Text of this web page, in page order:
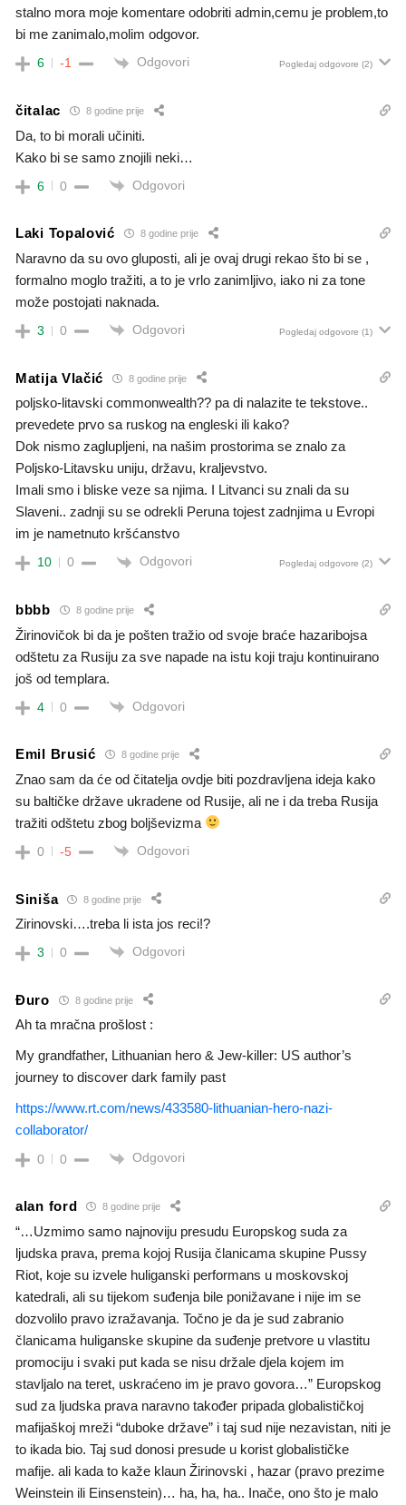
stalno mora moje komentare odobriti admin,cemu je problem,to
bi me zanimalo,molim odgovor.
6 -1 Odgovori Pogledaj odgovore (2)
čitalac 8 godine prije
Da, to bi morali učiniti.
Kako bi se samo znojili neki…
6 0 Odgovori
Laki Topalović 8 godine prije
Naravno da su ovo gluposti, ali je ovaj drugi rekao što bi se ,
formalno moglo tražiti, a to je vrlo zanimljivo, iako ni za tone
može postojati naknada.
3 0 Odgovori Pogledaj odgovore (1)
Matija Vlačić 8 godine prije
poljsko-litavski commonwealth?? pa di nalazite te tekstove..
prevedete prvo sa ruskog na engleski ili kako?
Dok nismo zaglupljeni, na našim prostorima se znalo za
Poljsko-Litavsku uniju, državu, kraljevstvo.
Imali smo i bliske veze sa njima. I Litvanci su znali da su
Slaveni.. zadnji su se odrekli Peruna tojest zadnjima u Evropi
im je nametnuto kršćanstvo
10 0 Odgovori Pogledaj odgovore (2)
bbbb 8 godine prije
Žirinovičok bi da je pošten tražio od svoje braće hazaribojsa
odštetu za Rusiju za sve napade na istu koji traju kontinuirano
još od templara.
4 0 Odgovori
Emil Brusić 8 godine prije
Znao sam da će od čitatelja ovdje biti pozdravljena ideja kako
su baltičke države ukradene od Rusije, ali ne i da treba Rusija
tražiti odštetu zbog boljševizma
0 -5 Odgovori
Siniša 8 godine prije
Zirinovski….treba li ista jos reci!?
3 0 Odgovori
Đuro 8 godine prije
Ah ta mračna prošlost :
My grandfather, Lithuanian hero & Jew-killer: US author’s
journey to discover dark family past
https://www.rt.com/news/433580-lithuanian-hero-nazi-
collaborator/
0 0 Odgovori
alan ford 8 godine prije
“…Uzmimo samo najnoviju presudu Europskog suda za
ljudska prava, prema kojoj Rusija članicama skupine Pussy
Riot, koje su izvele huliganski performans u moskovskoj
katedrali, ali su tijekom suđenja bile ponižavane i nije im se
dozvolilo pravo izražavanja. Točno je da je sud zabranio
članicama huliganske skupine da suđenje pretvore u vlastitu
promociju i svaki put kada se nisu držale djela kojem im
stavljalo na teret, uskraćeno im je pravo govora…” Europskog
sud za ljudska prava naravno također pripada globalističkoj
mafijaškoj mreži “duboke države” i taj sud nije nezavistan, niti je
to ikada bio. Taj sud donosi presude u korist globalističke
mafije. ali kada to kaže klaun Žirinovski , hazar (pravo prezime
Weinstein ili Einsenstein)… ha, ha, ha.. Inače, ono što je malo